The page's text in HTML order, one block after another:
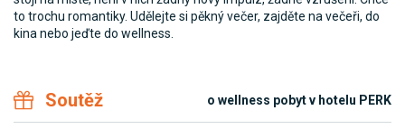
to trochu romantiky. Udělejte si pěkný večer, zajděte na večeři, do
kina nebo jeďte do wellness.
Soutěž o wellness pobyt v hotelu PERK